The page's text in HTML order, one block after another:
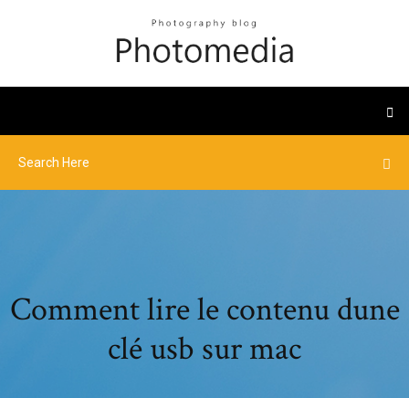
Comment lire le contenu dune
clé usb sur mac